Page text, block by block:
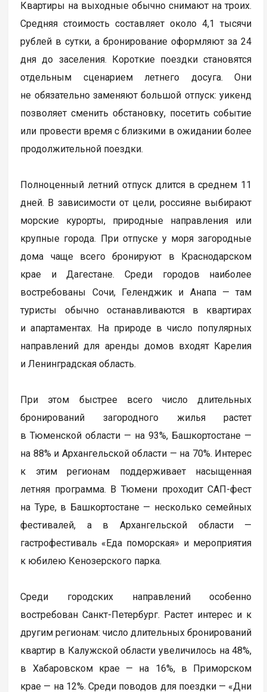
Квартиры на выходные обычно снимают на троих.
Средняя стоимость составляет около 4,1 тысячи
рублей в сутки, а бронирование оформляют за 24
дня до заселения. Короткие поездки становятся
отдельным сценарием летнего досуга. Они
не обязательно заменяют большой отпуск: уикенд
позволяет сменить обстановку, посетить событие
или провести время с близкими в ожидании более
продолжительной поездки.
Полноценный летний отпуск длится в среднем 11
дней. В зависимости от цели, россияне выбирают
морские курорты, природные направления или
крупные города. При отпуске у моря загородные
дома чаще всего бронируют в Краснодарском
крае и Дагестане. Среди городов наиболее
востребованы Сочи, Геленджик и Анапа — там
туристы обычно останавливаются в квартирах
и апартаментах. На природе в число популярных
направлений для аренды домов входят Карелия
и Ленинградская область.
При этом быстрее всего число длительных
бронирований загородного жилья растет
в Тюменской области — на 93%, Башкортостане —
на 88% и Архангельской области — на 70%. Интерес
к этим регионам поддерживает насыщенная
летняя программа. В Тюмени проходит САП-фест
на Туре, в Башкортостане — несколько семейных
фестивалей, а в Архангельской области —
гастрофестиваль «Еда поморская» и мероприятия
к юбилею Кенозерского парка.
Среди городских направлений особенно
востребован Санкт-Петербург. Растет интерес и к
другим регионам: число длительных бронирований
квартир в Калужской области увеличилось на 48%,
в Хабаровском крае — на 16%, в Приморском
крае — на 12%. Среди поводов для поездки — «Дни